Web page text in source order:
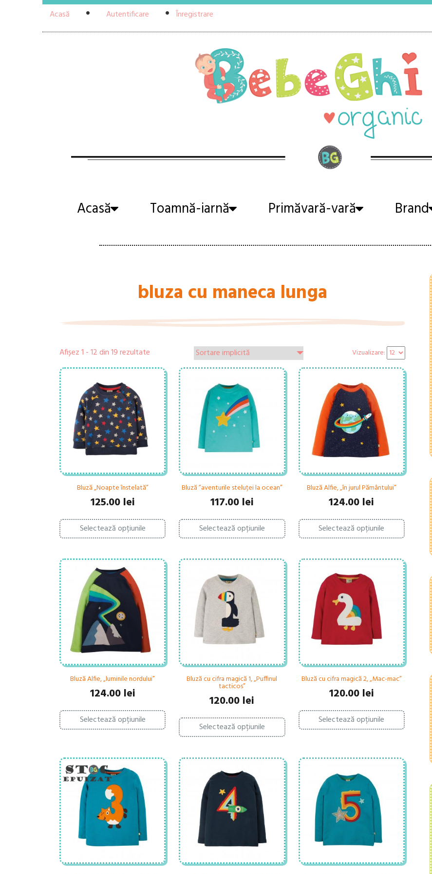
Acasă Autentificare Înregistrare
Acasă Toamnă-iarnă Primăvară-vară Brand
bluza cu maneca lunga
Afișez 1 - 12 din 19 rezultate Vizualizare:
Bluză „Noapte înstelată”
125.00 lei
Selectează opțiunile
Acest
produs
are
multe
variații.
Opțiunile
pot
fi
alese
în
pagina
produsului.
Bluză ”aventurile steluței la ocean”
117.00 lei
Selectează opțiunile
Acest
produs
are
multe
variații.
Opțiunile
pot
fi
alese
în
pagina
produsului.
Bluză Alfie, „în jurul Pământului”
124.00 lei
Selectează opțiunile
Acest
produs
are
variații.
Opțiunile
pot
fi
alese
în
pagina
produsului.
Bluză Alfie, „luminile nordului”
124.00 lei
Selectează opțiunile
Acest
produs
are
variații.
Opțiunile
pot
fi
alese
în
pagina
produsului.
Bluză cu cifra magică 1, „Puffinul
tacticos”
120.00 lei
Selectează opțiunile
Acest
produs
are
multe
variații.
Opțiunile
pot
fi
alese
în
pagina
produsului.
Bluză cu cifra magică 2, „Mac-mac”
120.00 lei
Selectează opțiunile
Acest
produs
are
variații.
Opțiunile
pot
fi
alese
în
pagina
produsului.